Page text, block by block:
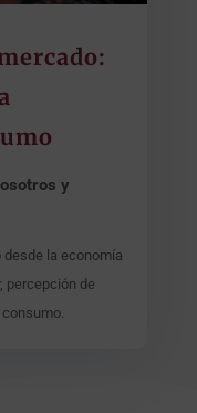
y
la economía
percepción de